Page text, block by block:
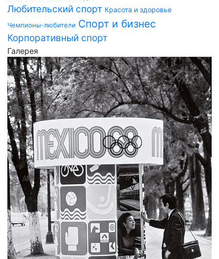
Любительский спорт Красота и здоровье
Чемпионы-любители Спорт и бизнес
Корпоративный спорт
Галерея